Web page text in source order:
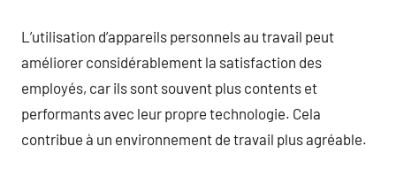
L’utilisation d’appareils personnels au travail peut
améliorer considérablement la satisfaction des
employés, car ils sont souvent plus contents et
performants avec leur propre technologie. Cela
contribue à un environnement de travail plus agréable.